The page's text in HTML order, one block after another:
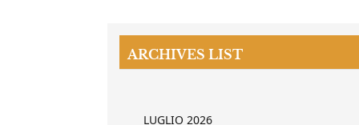
ARCHIVES LIST
LUGLIO 2026